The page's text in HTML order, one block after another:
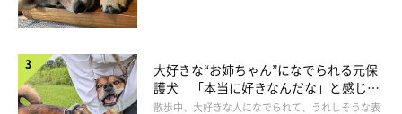
「毎日ゴハンを残さず食べるし、しっかり遊ぶしで、すくすく育
ったなという印象です。
大好きな“お姉ちゃん”になでられる元保
護犬 「本当に好きなんだな」と感じる
表情にほっこり
散歩中、大好きな人になでられて、うれしそうな表